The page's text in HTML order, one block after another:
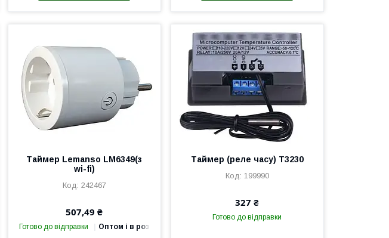
Таймер Lemanso LM6349(з
wi-fi)
242467
507,49 ₴
Готово до відправки Оптом і в роздріб
Таймер (реле часу) T3230
199990
327 ₴
Готово до відправки